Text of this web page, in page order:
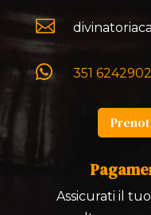

 351 6242902
Assicurati il